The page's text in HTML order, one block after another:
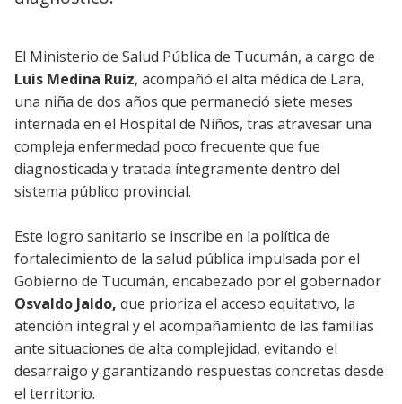
El Ministerio de Salud Pública de Tucumán, a cargo de
Luis Medina Ruiz, acompañó el alta médica de Lara,
una niña de dos años que permaneció siete meses
internada en el Hospital de Niños, tras atravesar una
compleja enfermedad poco frecuente que fue
diagnosticada y tratada íntegramente dentro del
sistema público provincial.
Este logro sanitario se inscribe en la política de
fortalecimiento de la salud pública impulsada por el
Gobierno de Tucumán, encabezado por el gobernador
Osvaldo Jaldo, que prioriza el acceso equitativo, la
atención integral y el acompañamiento de las familias
ante situaciones de alta complejidad, evitando el
desarraigo y garantizando respuestas concretas desde
el territorio.